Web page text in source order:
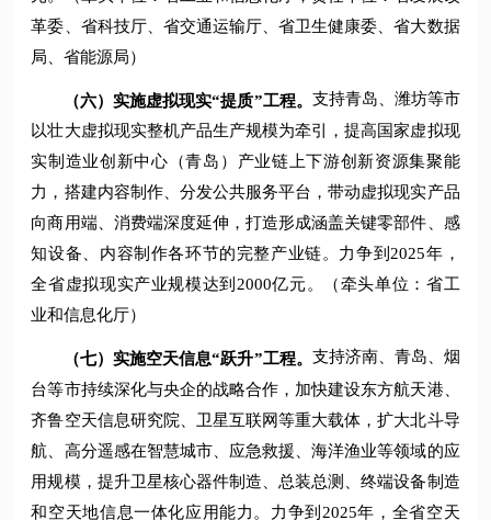
革委、省科技厅、省交通运输厅、省卫生健康委、省大数据
局、省能源局）
（六）实施虚拟现实“提质”工程。 支持青岛、潍坊等市
以壮大虚拟现实整机产品生产规模为牵引，提高国家虚拟现
实制造业创新中心（青岛）产业链上下游创新资源集聚能
力，搭建内容制作、分发公共服务平台，带动虚拟现实产品
向商用端、消费端深度延伸，打造形成涵盖关键零部件、感
知设备、内容制作各环节的完整产业链。力争到2025年，
全省虚拟现实产业规模达到2000亿元。（牵头单位：省工
业和信息化厅）
（七）实施空天信息“跃升”工程。 支持济南、青岛、烟
台等市持续深化与央企的战略合作，加快建设东方航天港、
齐鲁空天信息研究院、卫星互联网等重大载体，扩大北斗导
航、高分遥感在智慧城市、应急救援、海洋渔业等领域的应
用规模，提升卫星核心器件制造、总装总测、终端设备制造
和空天地信息一体化应用能力。力争到2025年，全省空天